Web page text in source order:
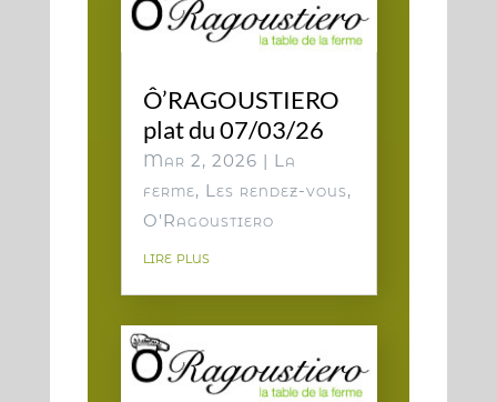
Ô’RAGOUSTIERO
plat du 07/03/26
Mar 2, 2026 | La
ferme, Les rendez-vous,
O'Ragoustiero
lire plus